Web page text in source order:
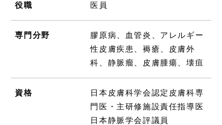
役職 医員
専門分野
膠原病、血管炎、アレルギー
性皮膚疾患、褥瘡、皮膚外
科、静脈瘤、皮膚腫瘍、壊疽
資格
日本皮膚科学会認定皮膚科専
門医・主研修施設責任指導医
日本静脈学会評議員